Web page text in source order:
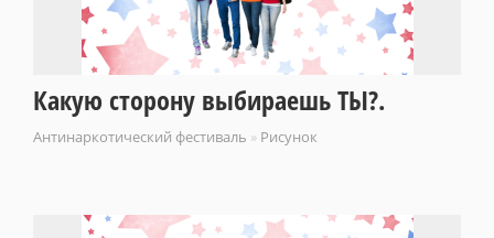
Какую сторону выбираешь ТЫ?.
Антинаркотический фестиваль » Рисунок